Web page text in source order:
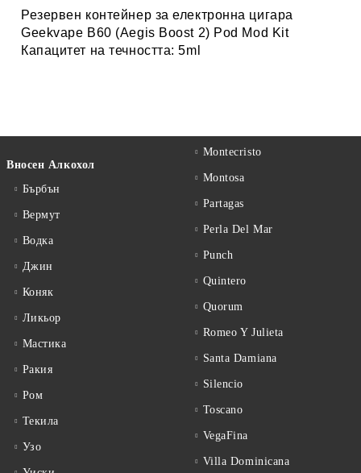
Резервен контейнер за електронна цигара
Geekvape B60 (Aegis Boost 2) Pod Mod Kit
Капацитет на течността: 5ml
Вносен Алкохол
Бърбън
Вермут
Водка
Джин
Коняк
Ликьор
Мастика
Ракия
Ром
Текила
Узо
Montecristo
Montosa
Partagas
Perla Del Mar
Punch
Quintero
Quorum
Romeo Y Julieta
Santa Damiana
Silencio
Toscano
VegaFina
Villa Dominicana